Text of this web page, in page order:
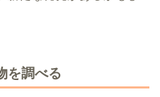
を調べる